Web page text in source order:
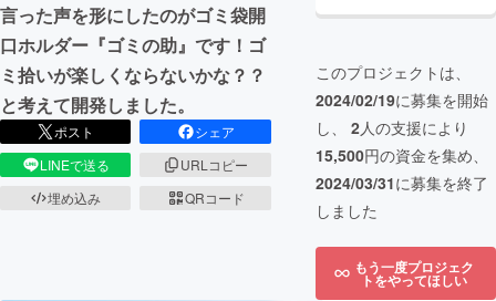
言った声を形にしたのがゴミ袋開
口ホルダー『ゴミの助』です！ゴ
ミ拾いが楽しくならないかな？？
と考えて開発しました。
ポスト
シェア
LINEで送る
URLコピー
埋め込み
QRコード
このプロジェクトは、
2024/02/19に募集を開始
し、 2人の支援により
15,500円の資金を集め、
2024/03/31に募集を終了
しました
もう一度プロジェク
トをやってほしい